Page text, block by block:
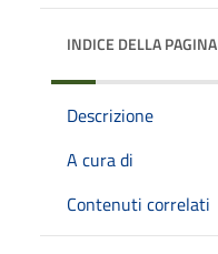
INDICE DELLA PAGINA
Descrizione
A cura di
Contenuti correlati